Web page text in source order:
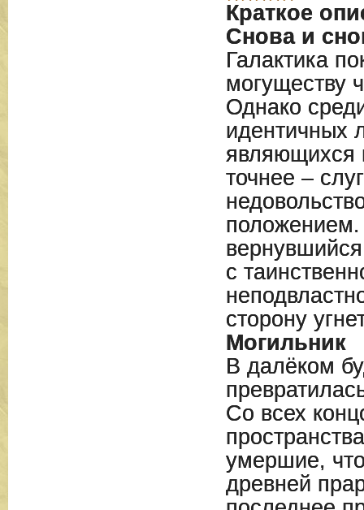
Краткое
Снова и
Галактика
могуществу
Однако
идентичных
являющихся
точнее –
с
сторону
Могильник
В далёком
Со всех
умершие,
древней